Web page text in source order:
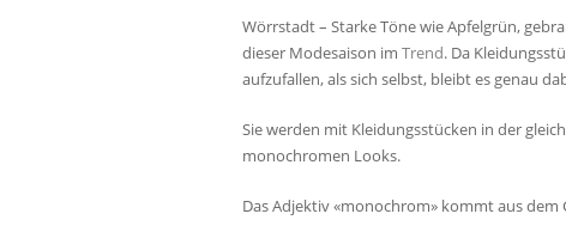
Wörrstadt – Starke Töne wie Apfelgrün,
dieser Modesaison im Trend. Da
aufzufallen, als sich selbst, bleibt es genau
Sie werden mit Kleidungsstücken in der
monochromen Looks.
Das Adjektiv «monochrom» kommt aus